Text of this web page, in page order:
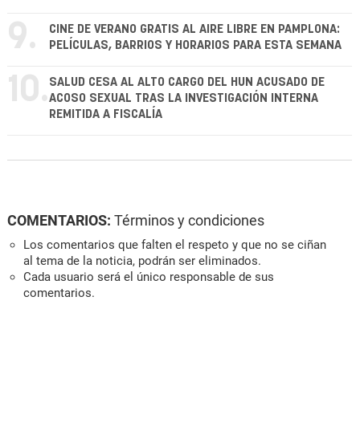
9.
CINE DE VERANO GRATIS AL AIRE LIBRE EN PAMPLONA:
PELÍCULAS, BARRIOS Y HORARIOS PARA ESTA SEMANA
10. SALUD CESA AL ALTO CARGO DEL HUN ACUSADO DE
ACOSO SEXUAL TRAS LA INVESTIGACIÓN INTERNA
REMITIDA A FISCALÍA
COMENTARIOS: Términos y condiciones
Los comentarios que falten el respeto y que no se ciñan
al tema de la noticia, podrán ser eliminados.
Cada usuario será el único responsable de sus
comentarios.